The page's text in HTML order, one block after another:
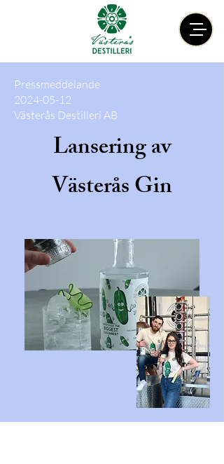
Pressmeddelande
2024-05-12
Västerås Destilleri AB
Lansering av
Västerås Gin